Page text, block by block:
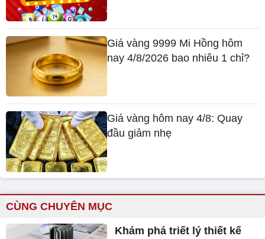
Giá vàng 9999 Mi Hồng hôm
nay 4/8/2026 bao nhiêu 1 chỉ?
Giá vàng hôm nay 4/8: Quay
đầu giảm nhẹ
CÙNG CHUYÊN MỤC
Khám phá triết lý thiết kế